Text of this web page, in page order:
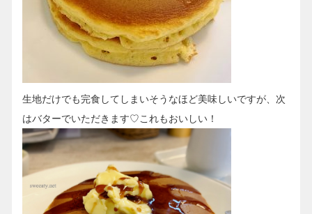
生地だけでも完食してしまいそうなほど美味しいですが、次
はバターでいただきます♡これもおいしい！